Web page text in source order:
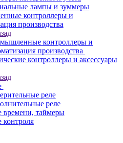
лампы и зуммеры
контроллеры и
производства
контроллеры и
производства
контроллеры и аксессуары
реле
реле
времени, таймеры
контроля